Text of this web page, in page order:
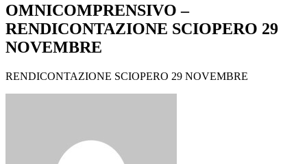
OMNICOMPRENSIVO –
RENDICONTAZIONE SCIOPERO 29
NOVEMBRE
RENDICONTAZIONE SCIOPERO 29 NOVEMBRE